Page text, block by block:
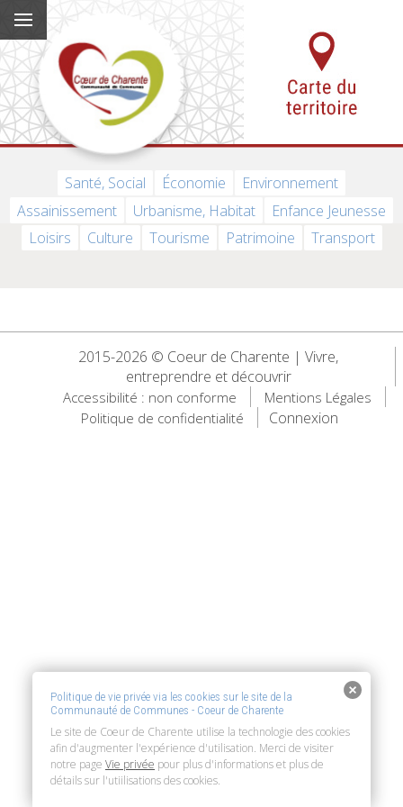
Santé, Social Économie
Environnement
Assainissement
Urbanisme, Habitat
Enfance Jeunesse
Loisirs
Culture Tourisme Patrimoine Transport
2015-2026 © Coeur de Charente | Vivre,
entreprendre et découvrir
Accessibilité : non conforme
Mentions Légales
Politique de confidentialité
Connexion
Politique de vie privée via les cookies sur le site de la
Communauté de Communes - Coeur de Charente
Le site de Coeur de Charente utilise la technologie des cookies
afin d'augmenter l'expérience d'utilisation. Merci de visiter
notre page Vie privée pour plus d'informations et plus de
détails sur l'utiilisations des cookies.